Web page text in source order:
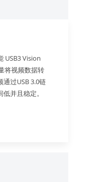
USB3 Vision
将视频数据转
过USB 3.0链
并且稳定。